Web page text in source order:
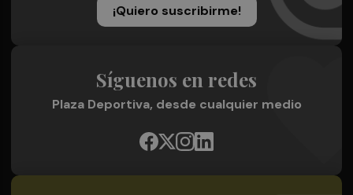
¡Quiero suscribirme!
Síguenos en redes
Plaza Deportiva, desde cualquier medio